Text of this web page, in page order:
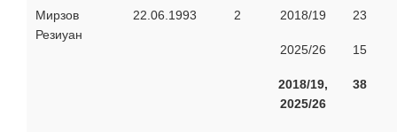
Мирзов
Резиуан
22.06.1993 2 2018/19
2025/26
2018/19,
2025/26
23
15
38